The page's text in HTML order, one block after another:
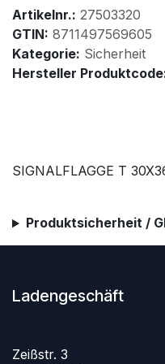
Artikelnr.: 27503320
GTIN: 8711497569605
Kategorie: Sicherheit
Hersteller
SIGNALFLAGGE T
Produktsicherheit /
Ladengeschäft
Zeißstr. 3